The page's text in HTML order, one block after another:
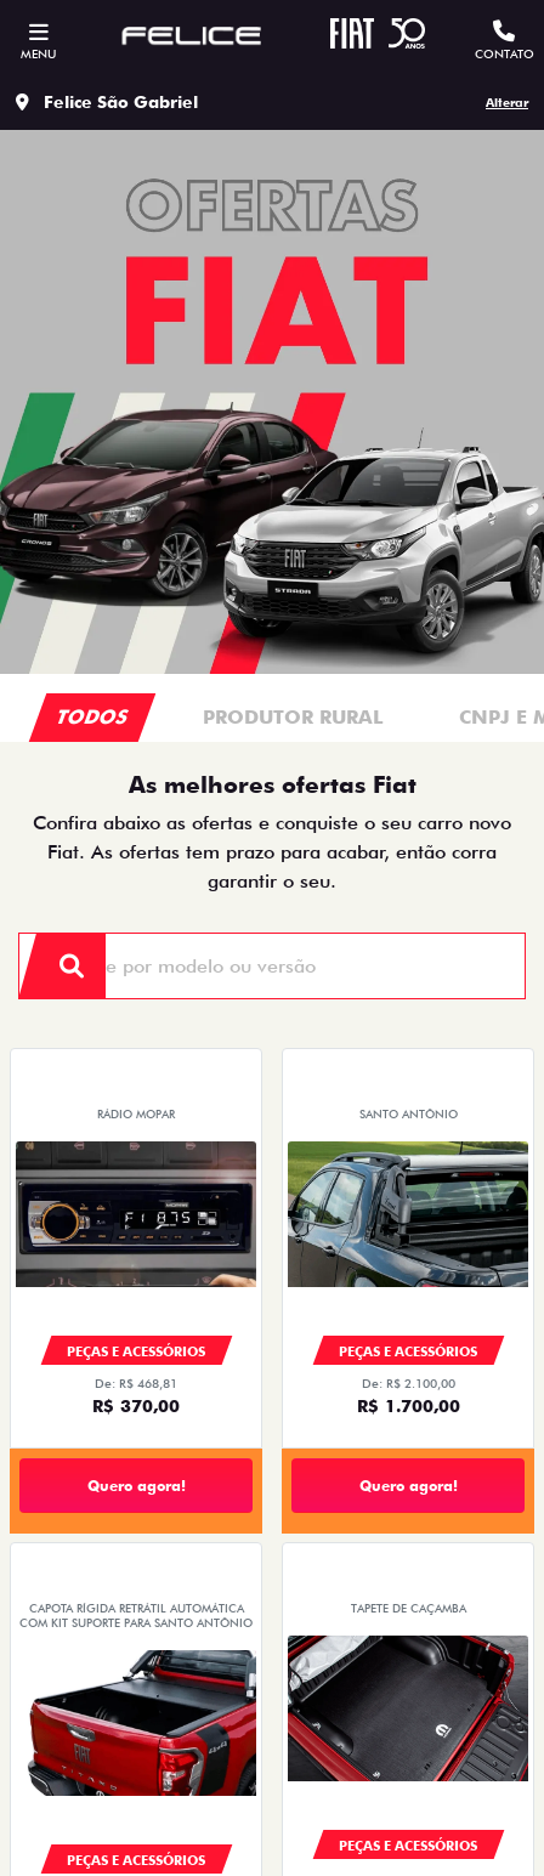
MENU CONTATO
Felice São Gabriel Alterar
TODOS PRODUTOR RURAL CNPJ E
As melhores ofertas Fiat
Confira abaixo as ofertas e conquiste o seu carro novo
Fiat. As ofertas tem prazo para acabar, então corra
garantir o seu.
RÁDIO MOPAR
PEÇAS E ACESSÓRIOS
De: R$ 468,81
R$ 370,00
Quero agora!
SANTO ANTÔNIO
PEÇAS E ACESSÓRIOS
De: R$ 2.100,00
R$ 1.700,00
Quero agora!
CAPOTA RÍGIDA RETRÁTIL AUTOMÁTICA
COM KIT SUPORTE PARA SANTO ANTÔNIO
PEÇAS E ACESSÓRIOS
TAPETE DE CAÇAMBA
PEÇAS E ACESSÓRIOS